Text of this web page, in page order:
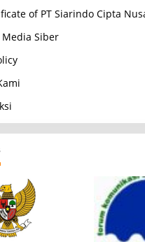
of PT Siarindo Cipta
Media Siber